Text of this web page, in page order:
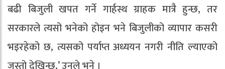
बढी बिजुली खपत गर्ने गार्हस्थ ग्राहक मात्रै हुन्छ, तर
सरकारले त्यसो भनेको होइन भने बिजुलीको व्यापार कसरी
भइरहेको छ, त्यसको पर्याप्त अध्ययन नगरी नीति ल्याएको